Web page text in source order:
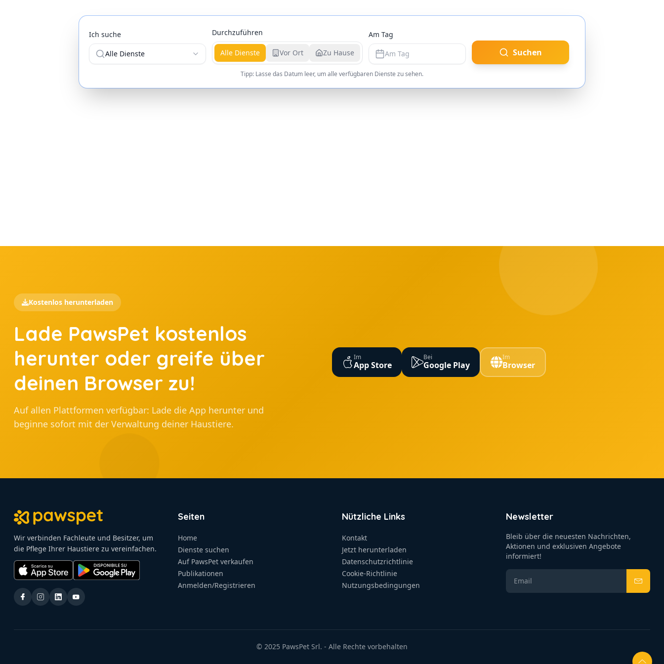
Ich suche
Alle Dienste
Durchzuführen
Alle Dienste Vor Ort Zu Hause
Am Tag
Am Tag Suchen
Tipp: Lasse das Datum leer, um alle verfügbaren Dienste zu sehen.
Kostenlos herunterladen
Lade PawsPet kostenlos
herunter oder greife über
deinen Browser zu!
Auf allen Plattformen verfügbar: Lade die App herunter und
beginne sofort mit der Verwaltung deiner Haustiere.
Im
App Store
Bei
Google Play
Im
Browser
Wir verbinden Fachleute und Besitzer, um
die Pflege Ihrer Haustiere zu vereinfachen.
Seiten
Home
Dienste suchen
Auf PawsPet verkaufen
Publikationen
Anmelden/Registrieren
Nützliche Links
Kontakt
Jetzt herunterladen
Datenschutzrichtlinie
Cookie-Richtlinie
Nutzungsbedingungen
Newsletter
Bleib über die neuesten Nachrichten,
Aktionen und exklusiven Angebote
informiert!
© 2025 PawsPet Srl. - Alle Rechte vorbehalten